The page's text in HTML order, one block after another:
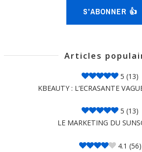
S'ABONNER 👍
Articles
5 (13)
KBEAUTY : L’ECRASANTE
5 (13)
LE MARKETING DU
4.1 (56)